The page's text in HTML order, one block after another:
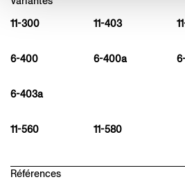
11-300
11-403
6-400 6-400a
6-403a
11-560 11-580
Références